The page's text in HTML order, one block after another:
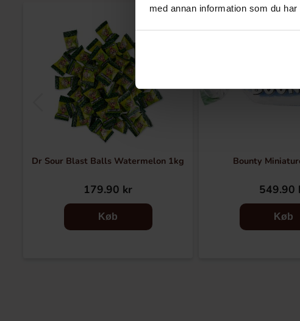
med annan information som du
Dr Sour Blast Balls Watermelon 1kg
179.90 kr
Køb
Bounty
549.90
Køb